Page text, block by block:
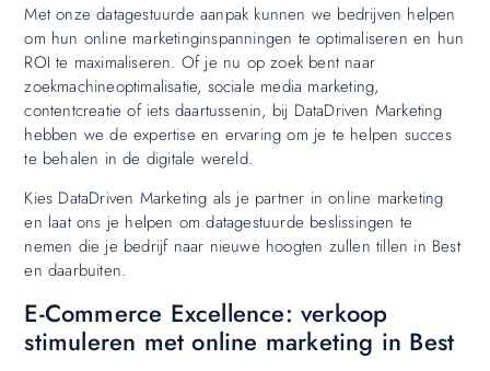
Met onze datagestuurde aanpak kunnen we bedrijven helpen
om hun online marketinginspanningen te optimaliseren en hun
ROI te maximaliseren. Of je nu op zoek bent naar
zoekmachineoptimalisatie, sociale media marketing,
contentcreatie of iets daartussenin, bij DataDriven Marketing
hebben we de expertise en ervaring om je te helpen succes
te behalen in de digitale wereld.
Kies DataDriven Marketing als je partner in online marketing
en laat ons je helpen om datagestuurde beslissingen te
nemen die je bedrijf naar nieuwe hoogten zullen tillen in Best
en daarbuiten.
E-Commerce Excellence: verkoop
stimuleren met online marketing in Best